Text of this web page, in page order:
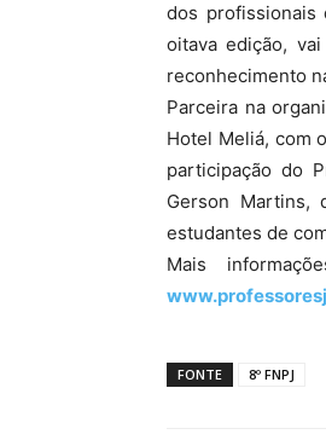
dos profissionais
oitava edição,
reconhecimento
Parceira na
Hotel Meliá, com
participação do
Gerson Martins,
estudantes de
Mais
FONTE 8º FNPJ